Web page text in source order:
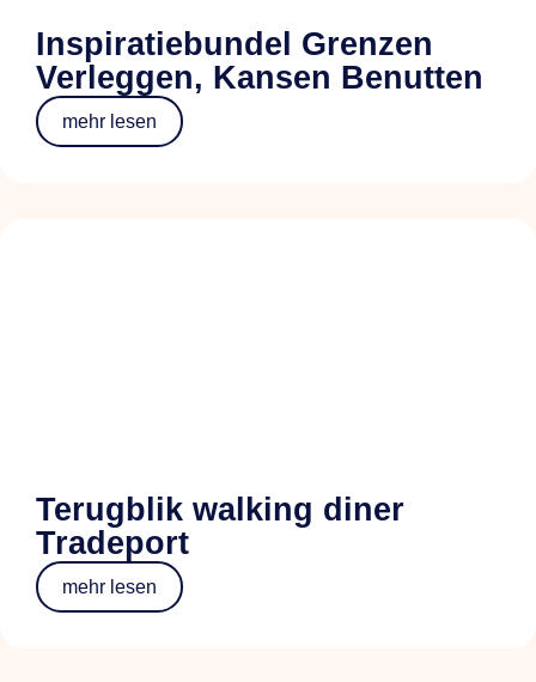
Inspiratiebundel Grenzen
Verleggen, Kansen Benutten
mehr lesen
Terugblik walking diner
Tradeport
mehr lesen